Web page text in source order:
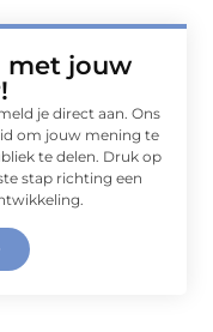
met jouw
je direct aan. Ons
om jouw mening te
te delen. Druk op
stap richting een